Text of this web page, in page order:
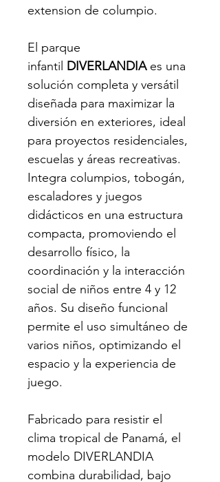
extension de columpio.
El parque
infantil DIVERLANDIA es una
solución completa y versátil
diseñada para maximizar la
diversión en exteriores, ideal
para proyectos residenciales,
escuelas y áreas recreativas.
Integra columpios, tobogán,
escaladores y juegos
didácticos en una estructura
compacta, promoviendo el
desarrollo físico, la
coordinación y la interacción
social de niños entre 4 y 12
años. Su diseño funcional
permite el uso simultáneo de
varios niños, optimizando el
espacio y la experiencia de
juego.
Fabricado para resistir el
clima tropical de Panamá, el
modelo DIVERLANDIA
combina durabilidad, bajo